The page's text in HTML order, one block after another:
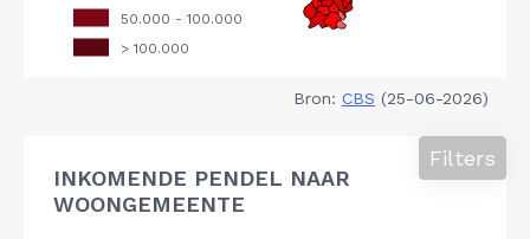
Bron: CBS (25-06-2026)
INKOMENDE PENDEL NAAR
WOONGEMEENTE
Filters